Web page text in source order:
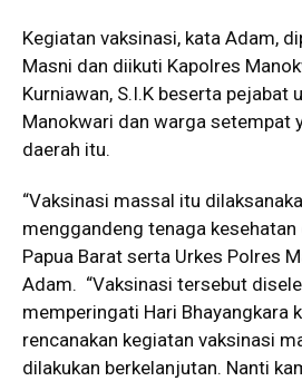
Kegiatan vaksinasi, kata Adam,
Masni dan diikuti Kapolres
Kurniawan, S.I.K beserta pejabat
Manokwari dan warga setempat
daerah itu.
“Vaksinasi massal itu
menggandeng tenaga
Papua Barat serta Urkes Polres
Adam. “Vaksinasi tersebut
memperingati Hari Bhayangkara
rencanakan kegiatan vaksinasi
dilakukan berkelanjutan. Nanti